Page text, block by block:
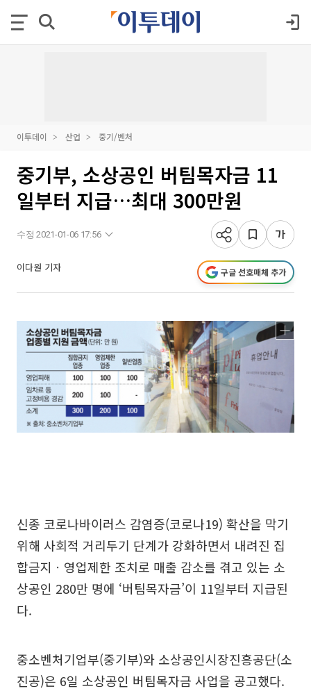
이투데이 산업 중기/벤처
중기부, 소상공인 버팀목자금 11
일부터 지급…최대 300만원
수정 2021-01-06 17:56
이다원 기자 구글 선호매체 추가
신종 코로나바이러스 감염증(코로나19) 확산을 막기
위해 사회적 거리두기 단계가 강화하면서 내려진 집
합금지ㆍ영업제한 조치로 매출 감소를 겪고 있는 소
상공인 280만 명에 ‘버팀목자금’이 11일부터 지급된
다.
중소벤처기업부(중기부)와 소상공인시장진흥공단(소
진공)은 6일 소상공인 버팀목자금 사업을 공고했다.